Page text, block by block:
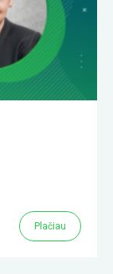
Plačiau